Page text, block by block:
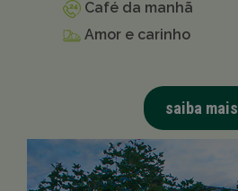
Café da manhã
Amor e carinho
saiba mais